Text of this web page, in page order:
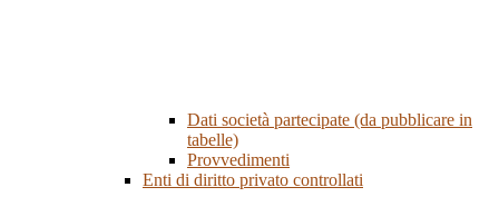
Dati società partecipate (da pubblicare in
tabelle)
Provvedimenti
Enti di diritto privato controllati